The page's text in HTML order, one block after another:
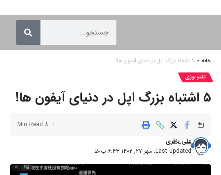
خانه » ۵ اشتباه بزرگ اپل در دنیای آیفون ها!
تکنولوژی
۵ اشتباه بزرگ اپل در دنیای آیفون ها!
Last updated: مهر ۲۷, ۱۴۰۲ ۶:۴۳ ب٫ظ
علی باقری
8 Min Read